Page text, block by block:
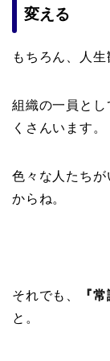
変える
もちろん、人生
組織の一員とし
くさんいます。
色々な人たち
からね。
それでも、 『
と。